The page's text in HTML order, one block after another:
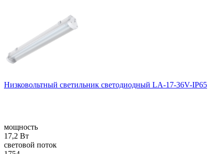
Низковольтный светильник светодиодный LA-17-36V-IP65
мощность
17,2 Вт
световой поток